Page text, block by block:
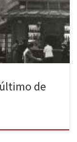
(¡benditos
en el instituto y
de